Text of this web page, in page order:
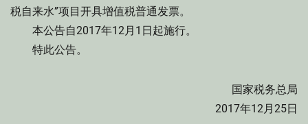
税自来水”项目开具增值税普通发票。
本公告自2017年12月1日起施行。
特此公告。
国家税务总局
2017年12月25日